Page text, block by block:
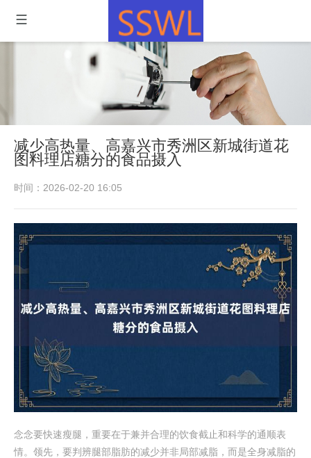
减少高热量、高嘉兴市秀洲区新城街道花
图料理店糖分的食品摄入
时间：2026-02-20 16:05
念念要快速瘦腿，重要在于兼并合理的饮食截止和科学的通顺表
情。领先，要判辨腿部脂肪的减少并非局部减脂，而是全身减脂的